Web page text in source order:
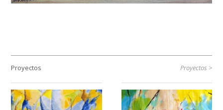
Proyectos Proyectos